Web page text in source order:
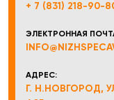
+ 7 (831) 218-90-
ЭЛЕКТРОННАЯ
АДРЕС:
Г. Н.НОВГОРОД,